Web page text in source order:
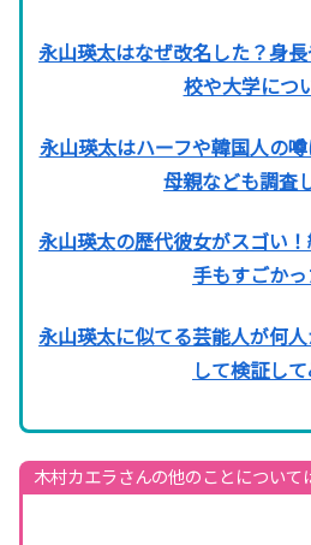
永山瑛太はなぜ改名した？身
校や大学につ
永山瑛太はハーフや韓国人の
母親なども調査
永山瑛太の歴代彼女がスゴい
手もすごかっ
永山瑛太に似てる芸能人が何
して検証し
木村カエラさんの他のことについて